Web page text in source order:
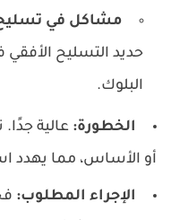
مشاكل في تسليح
حديد التسليح الأفقي
البلوك.
الخطورة: عالية
أو الأساس، مما يهدد
الإجراء المطلوب: